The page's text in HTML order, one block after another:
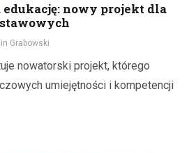
nowy projekt dla
Grabowski
nowatorski projekt, którego
umiejętności i kompetencji